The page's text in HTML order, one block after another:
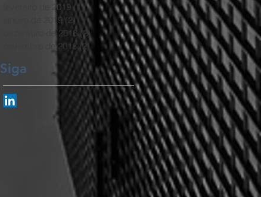
fevereiro de 2019 (1)1 post
janeiro de 2019 (2)2 posts
dezembro de 2018 (2)2 posts
novembro de 2018 (2)2 posts
Siga